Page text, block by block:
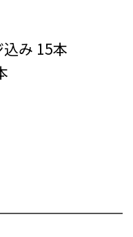
込み 15本